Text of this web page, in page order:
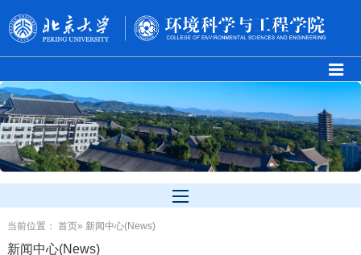
当前位置： 首页» 新闻中心(News)
新闻中心(News)